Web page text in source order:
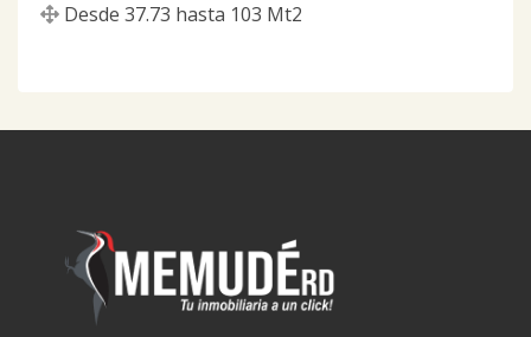
Desde 37.73 hasta 103 Mt2